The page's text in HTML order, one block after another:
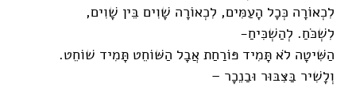
לִכְאוֹרָה כְּכָל הָעַמִּים, לִכְאוֹרָה שָׁוִים בֵּין שָׁוִים,
לִשְׁכֹּחַ. לְהַשְׁכִּיחַ-
הַשִּׁיטָה לֹא תָּמִיד פּוֹרַחַת אֲבָל הַשּׁוֹחֵט תָּמִיד שׁוֹחֵט.
וְלָשִׁיר בַּצִּבּוּר וּבַנֵכָר –